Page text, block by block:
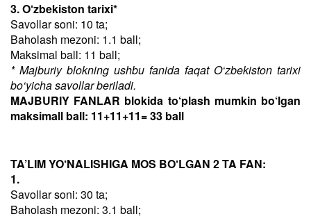
3. O‘zbekiston tarixi*
Savollar soni: 10 ta;
Baholash mezoni: 1.1 ball;
Maksimal ball: 11 ball;
* Majburiy blokning ushbu fanida faqat O‘zbekiston tarixi
bo‘yicha savollar beriladi.
MAJBURIY FANLAR blokida to‘plash mumkin bo‘lgan
maksimall ball: 11+11+11= 33 ball
TA’LIM YO‘NALISHIGA MOS BO‘LGAN 2 TA FAN:
1.
Savollar soni: 30 ta;
Baholash mezoni: 3.1 ball;